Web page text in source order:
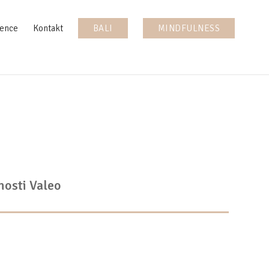
Kontakt BALI MINDFULNESS
Valeo